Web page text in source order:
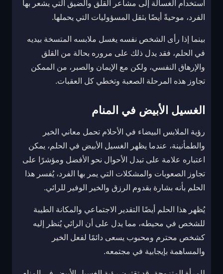
استخدام الغسالة إلى مشاعر القلق والضيق التي يشعر بها
الفرد، موحيةً أيضًا بثقل المسؤوليات التي يحملها.
بينما إذا رأى الشخص نفسه يغسل ملابسه المتسخة بيديه
في الحلم، فقد يدل ذلك على مروره بحالة من القلق
والإرهاق النفسي، ولكن مع الإيمان والصبر، من الممكن
تجاوز هذه المرحلة الصعبة وتخطي كل العقبات.
الغسيل الأبيض في المنام
رؤية الملابس البيضاء في الأحلام تحمل معاني الخير
والطمأنينة، عندما يظهر الغسيل الأبيض في الحلم، يمكن
اعتباره علامة على تبدل الأحوال نحو الأفضل ومؤشرًا على
تجاوز الصعوبات والمشكلات التي يمر بها الفرد، يُفسر هذا
الحلم بأنه بشارة بقدوم الرزق والخير الوفير للرائي.
يُظهر هذا الحلم أيضًا التقدير الاجتماعي والمكانة الطيبة
للشخص في محيطه، مما يدل على أن الرائي يُنظر إليه
كشخص محترم ومحبوب يسعى دائمًا لفعل الخير
والمساهمة بإيجابية في مجتمعه.